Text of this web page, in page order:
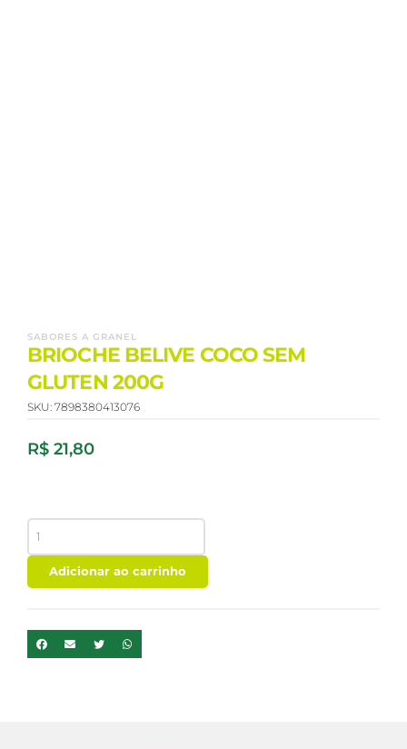
SABORES A GRANEL
BRIOCHE BELIVE COCO SEM
GLUTEN 200G
SKU: 7898380413076
R$ 21,80
BELIVE
COCO
SEM
GLUTEN
quantidade
Adicionar ao carrinho